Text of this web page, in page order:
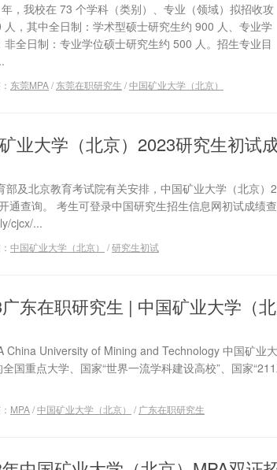
，我校在 73 个学科（类别）、专业（领域）拟招收攻
，其中全日制：学术型硕士研究生约 900 人、专业学
全日制：专业学位硕士研究生约 500 人。招生专业目
东莞MPA/ 东莞在职研究生 /中国矿业大学（北京）
业大学（北京）2023研究生初试
部及北京教育考试院有关安排，中国矿业大学（北京
通查询。 考生可登录中国研究生招生信息网初试成绩
cjcx/...
中国矿业大学（北京） /研究生初试
东在职研究生 | 中国矿业大学（
China University of Mining and Technology 中国矿业
国重点大学、国家“世界一流学科建设高校”、国家
MPA/中国矿业大学（北京） / 广东在职研究生